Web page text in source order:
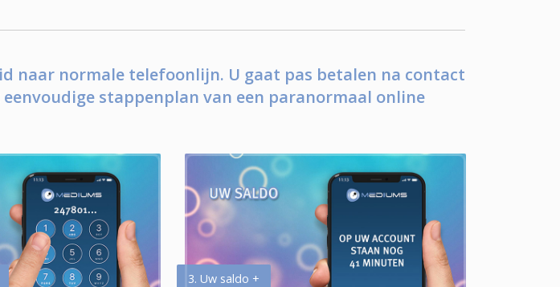
naar normale telefoonlijn. U gaat pas betalen na contact
stappenplan van een paranormaal online
3. Uw saldo +